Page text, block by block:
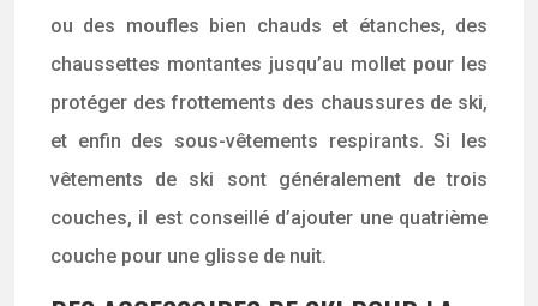
ou des moufles bien chauds et étanches, des
chaussettes montantes jusqu’au mollet pour les
protéger des frottements des chaussures de ski,
et enfin des sous-vêtements respirants. Si les
vêtements de ski sont généralement de trois
couches, il est conseillé d’ajouter une quatrième
couche pour une glisse de nuit.